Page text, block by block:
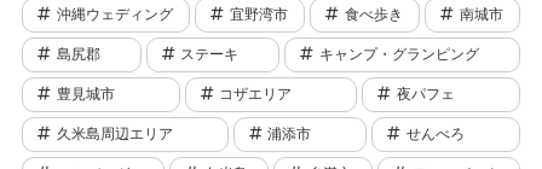
沖縄ウェディング 宜野湾市 食べ歩き 南城市
島尻郡 ステーキ キャンプ・グランピング
豊見城市 コザエリア 夜パフェ
久米島周辺エリア 浦添市 せんべろ